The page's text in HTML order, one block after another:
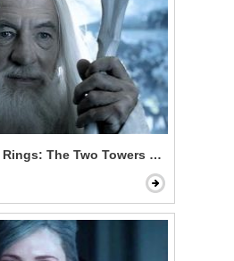
The Two Towers - Gandalf